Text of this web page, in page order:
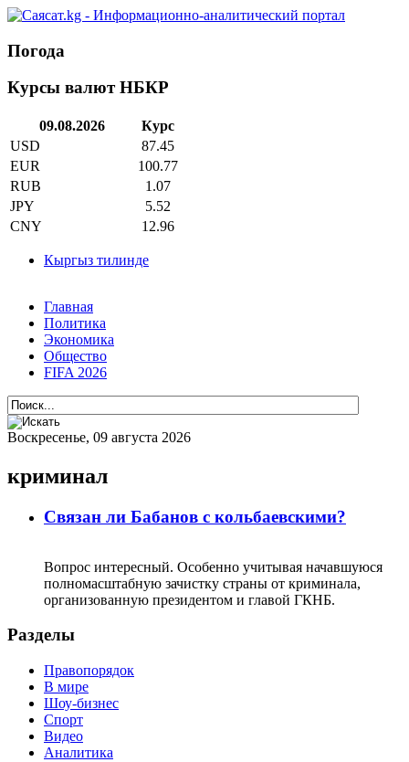
Погода
Курсы валют НБКР
09.08.2026
Курс
USD
87.45
EUR
100.77
RUB
1.07
JPY
5.52
CNY
12.96
Кыргыз тилинде
Главная
Политика
Экономика
Общество
FIFA 2026
Воскресенье, 09 августа 2026
криминал
Связан ли Бабанов с кольбаевскими?
Вопрос интересный. Особенно учитывая начавшуюся
полномасштабную зачистку страны от криминала,
организованную президентом и главой ГКНБ.
Разделы
Правопорядок
В мире
Шоу-бизнес
Спорт
Видео
Аналитика